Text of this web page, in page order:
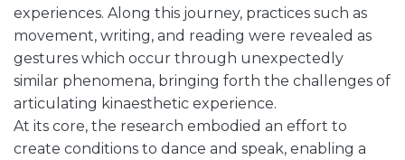
experiences. Along this journey, practices such as
movement, writing, and reading were revealed as
gestures which occur through unexpectedly
similar phenomena, bringing forth the challenges of
articulating kinaesthetic experience.
At its core, the research embodied an effort to
create conditions to dance and speak, enabling a